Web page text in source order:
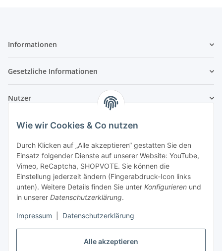
Alle akzeptieren
Wie wir Cookies & Co nutzen
Durch Klicken auf „Alle akzeptieren“ gestatten Sie den
Einsatz folgender Dienste auf unserer Website: YouTube,
Vimeo, ReCaptcha, SHOPVOTE. Sie können die
Einstellung jederzeit ändern (Fingerabdruck-Icon links
unten). Weitere Details finden Sie unter Konfigurieren und
in unserer Datenschutzerklärung.
Impressum Datenschutzerklärung
Informationen
Gesetzliche Informationen
Nutzer